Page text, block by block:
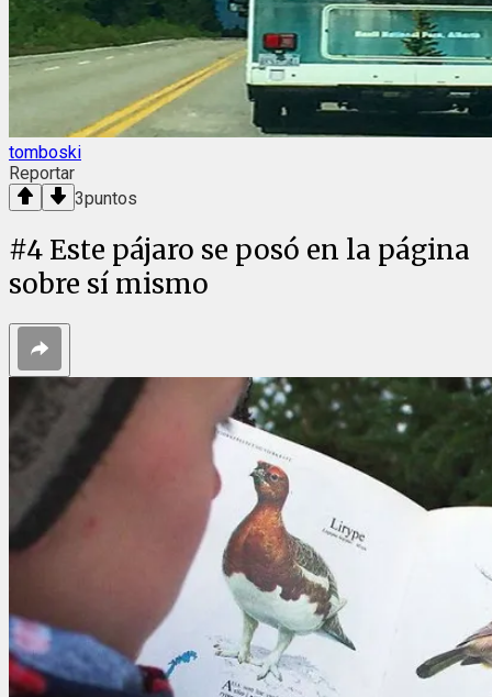
tomboski
Reportar
3puntos
#4 Este pájaro se posó en la página
sobre sí mismo